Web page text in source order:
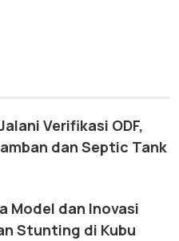
Verifikasi ODF,
dan Septic Tank
Model dan Inovasi
Stunting di Kubu